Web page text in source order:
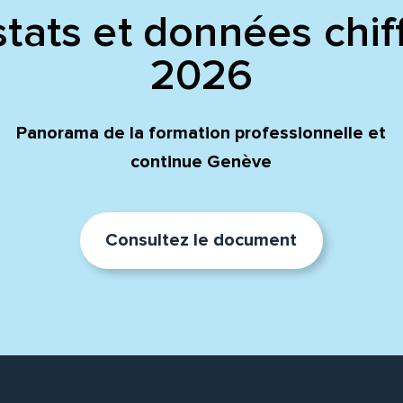
et données
2026
Panorama de la formation professionnelle et
continue Genève
Consultez le document